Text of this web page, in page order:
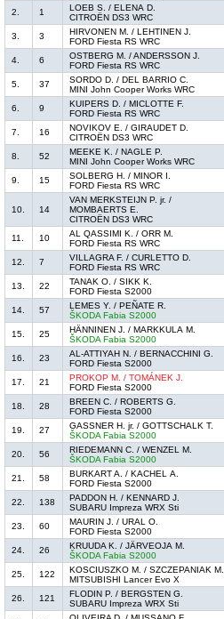
2.
1
LOEB S. / ELENA D.
CITROËN DS3 WRC
3.
3
HIRVONEN M. / LEHTINEN J.
FORD Fiesta RS WRC
4.
6
OSTBERG M. / ANDERSSON J.
FORD Fiesta RS WRC
5.
37
SORDO D. / DEL BARRIO C.
MINI John Cooper Works WRC
6.
9
KUIPERS D. / MICLOTTE F.
FORD Fiesta RS WRC
7.
16
NOVIKOV E. / GIRAUDET D.
CITROËN DS3 WRC
8.
52
MEEKE K. / NAGLE P.
MINI John Cooper Works WRC
9.
15
SOLBERG H. / MINOR I.
FORD Fiesta RS WRC
10. 14
VAN MERKSTEIJN P. jr. /
MOMBAERTS E.
CITROËN DS3 WRC
11. 10
AL QASSIMI K. / ORR M.
FORD Fiesta RS WRC
12.
7
VILLAGRA F. / CURLETTO D.
FORD Fiesta RS WRC
13.
22
TANAK O. / SIKK K.
FORD Fiesta S2000
14.
57
LEMES Y. / PEÑATE R.
ŠKODA Fabia S2000
15.
25
HÄNNINEN J. / MARKKULA M.
ŠKODA Fabia S2000
16.
23
AL-ATTIYAH N. / BERNACCHINI G.
FORD Fiesta S2000
17.
21
PROKOP M. / TOMÁNEK J.
FORD Fiesta S2000
18.
28
BREEN C. / ROBERTS G.
FORD Fiesta S2000
19.
27
GASSNER H. jr. / GOTTSCHALK T.
ŠKODA Fabia S2000
20.
56
RIEDEMANN C. / WENZEL M.
ŠKODA Fabia S2000
21.
58
BURKART A. / KACHEL A.
FORD Fiesta S2000
22.
138
PADDON H. / KENNARD J.
SUBARU Impreza WRX Sti
23.
60
MAURIN J. / URAL O.
FORD Fiesta S2000
24.
26
KRUUDA K. / JÄRVEOJA M.
ŠKODA Fabia S2000
25.
122
KOSCIUSZKO M. / SZCZEPANIAK M.
MITSUBISHI Lancer Evo X
26.
121
FLODIN P. / BERGSTEN G.
SUBARU Impreza WRX Sti